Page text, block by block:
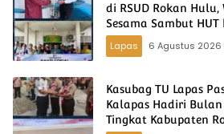
di RSUD Rokan
Sesama Sambut
Lapas
6 Agustus 2026
Kasubag TU Lapas
Kalapas Hadiri
Tingkat Kabupaten